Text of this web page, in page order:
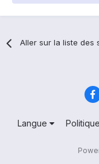
Aller sur la liste des
Langue